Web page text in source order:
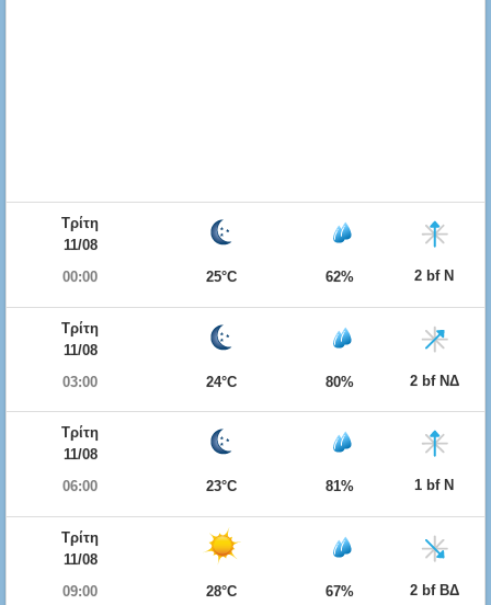
Τρίτη
11/08
00:00
25°C 62% 2 bf Ν
Τρίτη
11/08
03:00
24°C 80% 2 bf ΝΔ
Τρίτη
11/08
06:00
23°C 81% 1 bf Ν
Τρίτη
11/08
09:00
28°C 67% 2 bf ΒΔ